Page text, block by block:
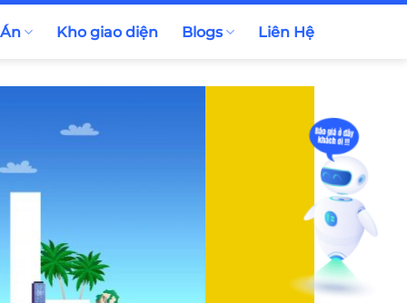
Kho giao diện Blogs Liên Hệ